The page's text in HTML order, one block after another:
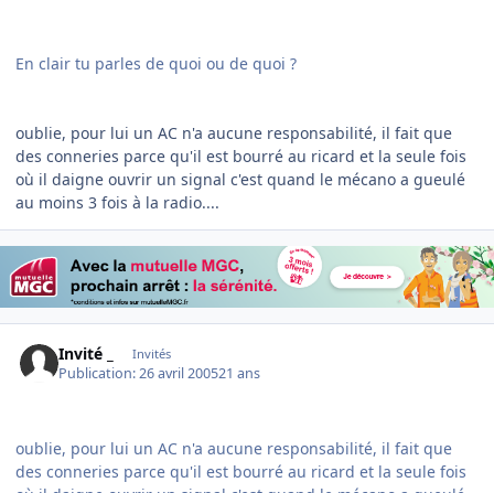
En clair tu parles de quoi ou de quoi ?
oublie, pour lui un AC n'a aucune responsabilité, il fait que
des conneries parce qu'il est bourré au ricard et la seule fois
où il daigne ouvrir un signal c'est quand le mécano a gueulé
au moins 3 fois à la radio....
Invité _ Invités
Publication:26 avril 200521 ans
oublie, pour lui un AC n'a aucune responsabilité, il fait que
des conneries parce qu'il est bourré au ricard et la seule fois